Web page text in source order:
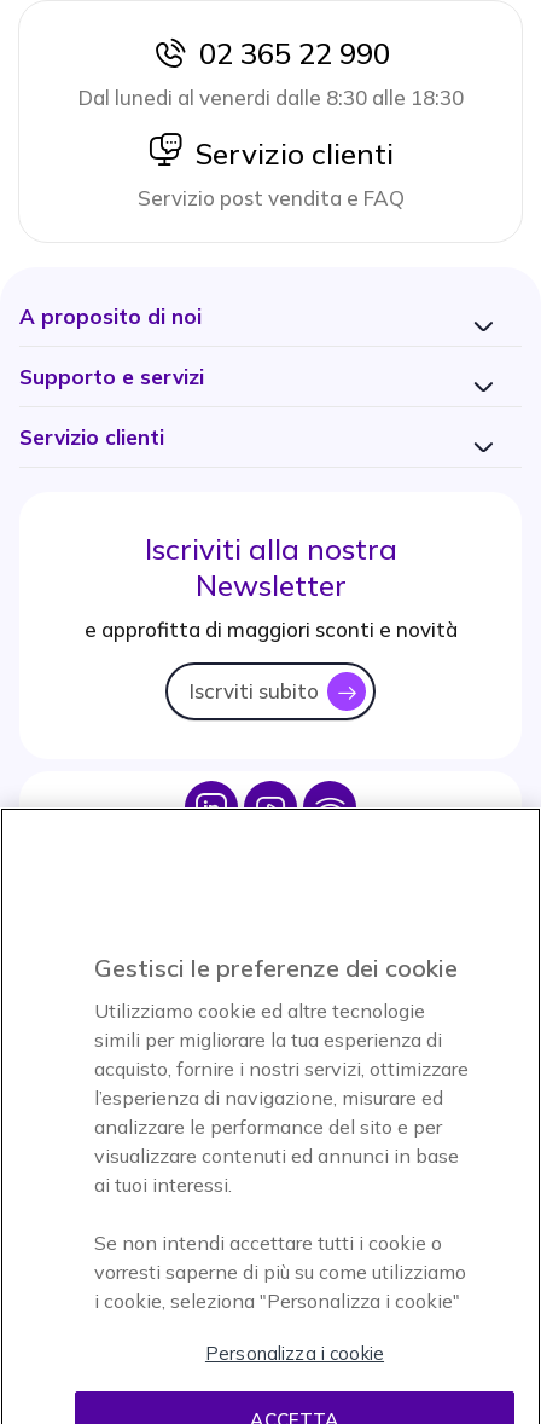
icon
02 365 22 990
Dal lunedi al venerdi dalle 8:30 alle 18:30
icon
Servizio clienti
Servizio post vendita e FAQ
A proposito di noi
Supporto e servizi
Servizio clienti
Iscriviti alla nostra
Newsletter
e approfitta di maggiori sconti e novità
Iscrviti subito icon
Icon IconIcon
Accettiamo
Onedirect, azienda del gruppo INCEPT
Condizioni di vendita
Gestisci le preferenze dei cookie
Utilizziamo cookie ed altre tecnologie
simili per migliorare la tua esperienza di
acquisto, fornire i nostri servizi, ottimizzare
l’esperienza di navigazione, misurare ed
analizzare le performance del sito e per
visualizzare contenuti ed annunci in base
ai tuoi interessi.
Se non intendi accettare tutti i cookie o
vorresti saperne di più su come utilizziamo
i cookie, seleziona "Personalizza i cookie"
Personalizza i cookie